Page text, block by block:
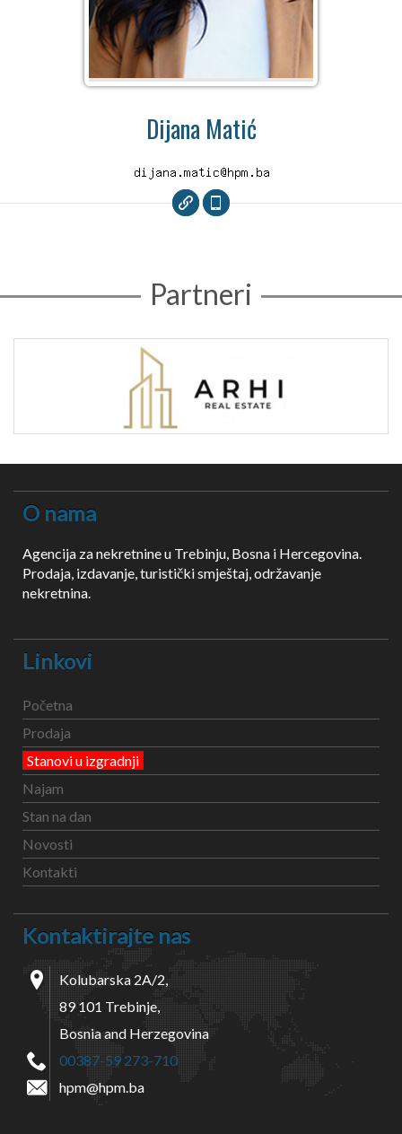
Dijana Matić
Partneri
O nama
Agencija za nekretnine u Trebinju, Bosna i Hercegovina.
Prodaja, izdavanje, turistički smještaj, održavanje
nekretnina.
Linkovi
Početna
Prodaja
Stanovi u izgradnji
Najam
Stan na dan
Novosti
Kontakti
Kontaktirajte nas
Kolubarska 2A/2,
89 101 Trebinje,
Bosnia and Herzegovina
00387-59 273-710
hpm@hpm.ba